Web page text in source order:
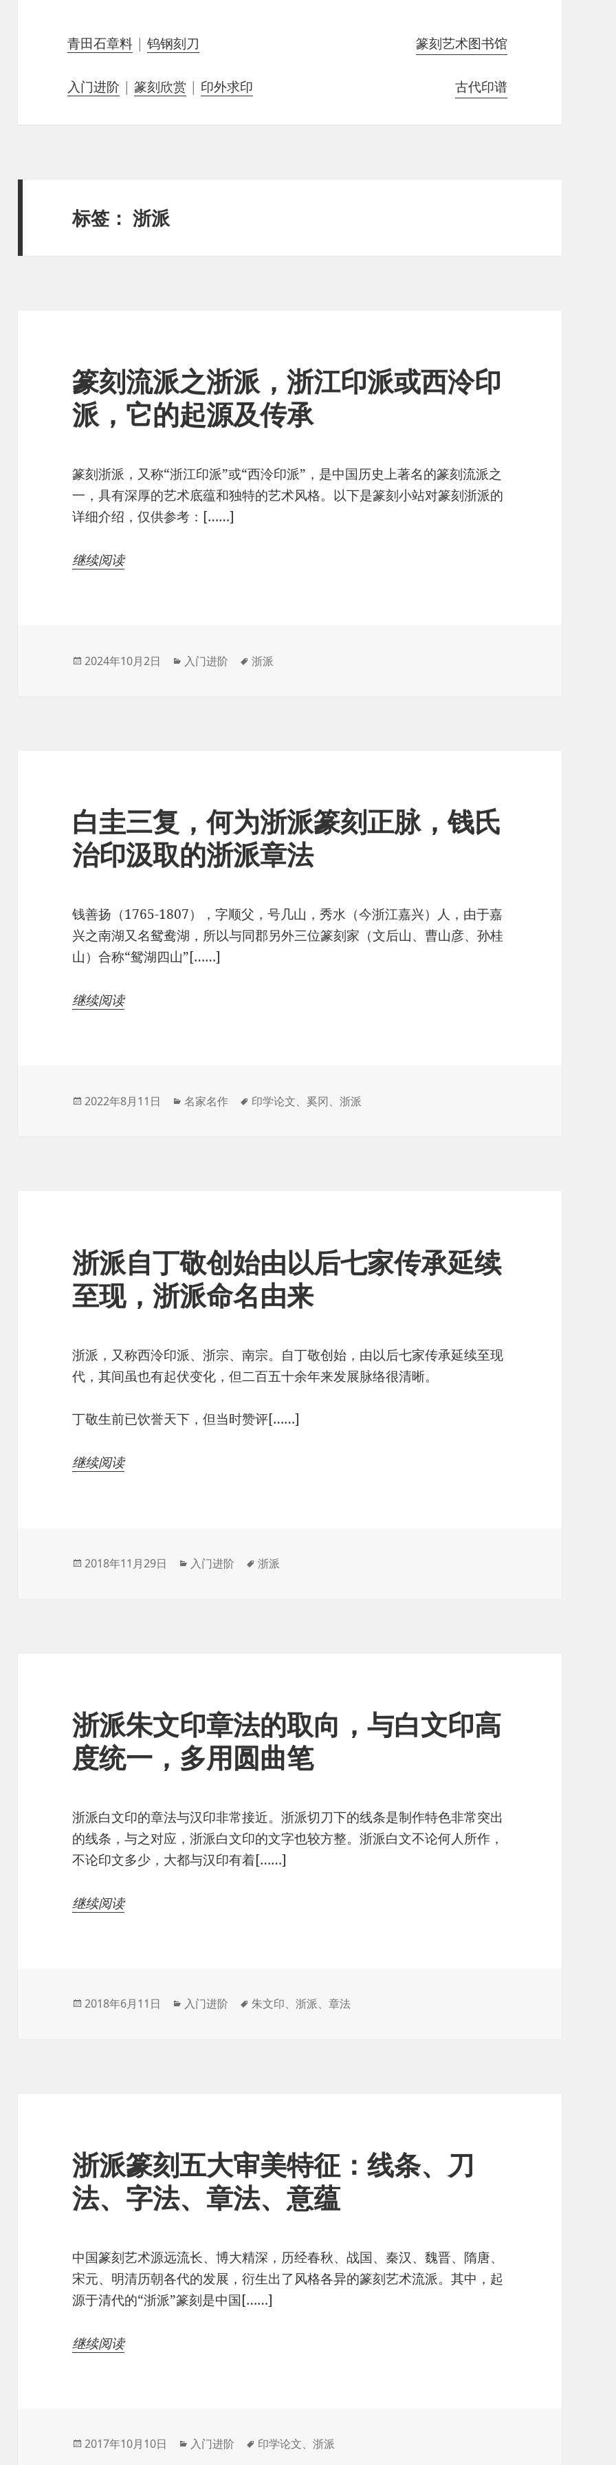
青田石章料 |钨钢刻刀 篆刻艺术图书馆
入门进阶 |篆刻欣赏 | 印外求印 古代印谱
标签：浙派
篆刻流派之浙派，浙江印派或西泠印
派，它的起源及传承
篆刻浙派，又称“浙江印派”或“西泠印派”，是中国历史上著名的篆刻流派之
一，具有深厚的艺术底蕴和独特的艺术风格。以下是篆刻小站对篆刻浙派的
详细介绍，仅供参考：[……]
继续阅读
发
2024年10月2日
分
入门进阶
标
浙派
白圭三复，何为浙派篆刻正脉，钱氏
治印汲取的浙派章法
钱善扬（1765-1807），字顺父，号几山，秀水（今浙江嘉兴）人，由于嘉
兴之南湖又名鸳鸯湖，所以与同郡另外三位篆刻家（文后山、曹山彦、孙桂
山）合称“鸳湖四山”[……]
继续阅读
发
2022年8月11日
分
名家名作
标
印学论文、奚冈、浙派
浙派自丁敬创始由以后七家传承延续
至现，浙派命名由来
浙派，又称西泠印派、浙宗、南宗。自丁敬创始，由以后七家传承延续至现
代，其间虽也有起伏变化，但二百五十余年来发展脉络很清晰。
丁敬生前已饮誉天下，但当时赞评[……]
继续阅读
发
2018年11月29日
分
入门进阶
标
浙派
浙派朱文印章法的取向，与白文印高
度统一，多用圆曲笔
浙派白文印的章法与汉印非常接近。浙派切刀下的线条是制作特色非常突出
的线条，与之对应，浙派白文印的文字也较方整。浙派白文不论何人所作，
不论印文多少，大都与汉印有着[……]
继续阅读
发
2018年6月11日
分
入门进阶
标
朱文印、浙派、章法
浙派篆刻五大审美特征：线条、刀
法、字法、章法、意蕴
中国篆刻艺术源远流长、博大精深，历经春秋、战国、秦汉、魏晋、隋唐、
宋元、明清历朝各代的发展，衍生出了风格各异的篆刻艺术流派。其中，起
源于清代的“浙派”篆刻是中国[……]
继续阅读
发
2017年10月10日
分
入门进阶
标
印学论文、浙派